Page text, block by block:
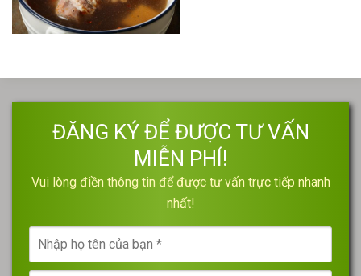
ĐĂNG KÝ ĐỂ ĐƯỢC TƯ VẤN
MIỄN PHÍ!
Vui lòng điền thông tin để được tư vấn trực tiếp nhanh
nhất!
họ
tên